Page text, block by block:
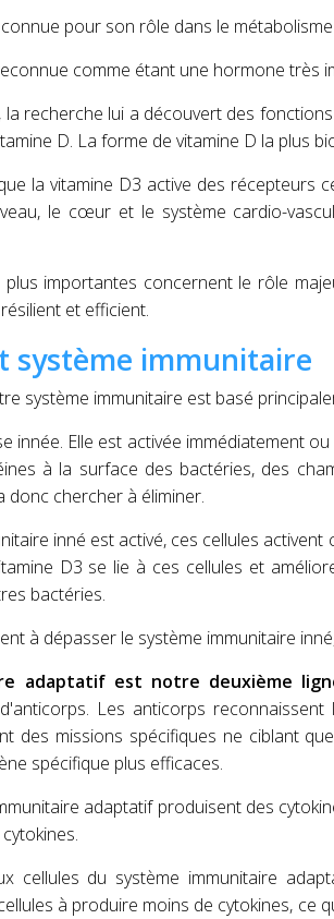
pour son rôle dans le
comme étant une hormone très
recherche lui a découvert des
D. La forme de vitamine D la plus
la vitamine D3 active des récepteurs
le cœur et le système cardio-
importantes concernent le rôle
et efficient.
système immunitaire
système immunitaire est basé
innée. Elle est activée immédiatement
à la surface des bactéries, des
donc chercher à éliminer.
inné est activé, ces cellules
D3 se lie à ces cellules et
bactéries.
à dépasser le système immunitaire
adaptatif est notre deuxième
Les anticorps
des missions spécifiques ne ciblant
spécifique plus efficaces.
adaptatif produisent des
cellules du système immunitaire
à produire moins de cytokines, ce